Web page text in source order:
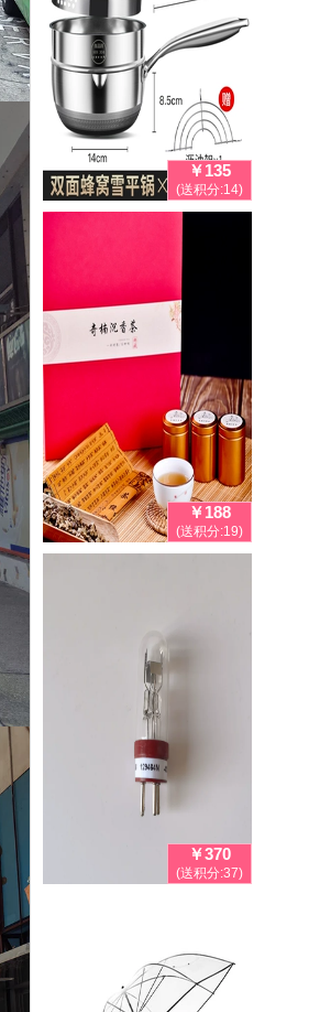
￥135
(送积分:14)
￥188
(送积分:19)
￥370
(送积分:37)